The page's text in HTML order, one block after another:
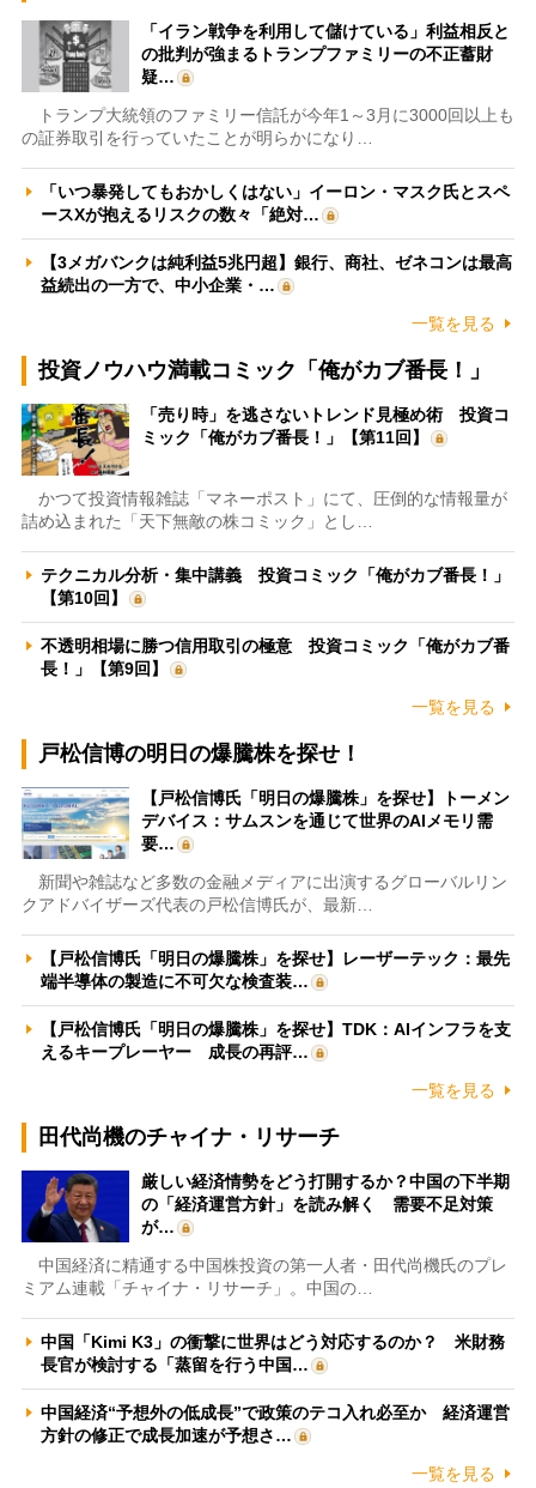
「イラン戦争を利用して儲けている」利益相反と
の批判が強まるトランプファミリーの不正蓄財
疑…
トランプ大統領のファミリー信託が今年1～3月に3000回以上も
の証券取引を行っていたことが明らかになり…
「いつ暴発してもおかしくはない」イーロン・マスク氏とスペ
ースXが抱えるリスクの数々「絶対…
【3メガバンクは純利益5兆円超】銀行、商社、ゼネコンは最高
益続出の一方で、中小企業・…
一覧を見る
投資ノウハウ満載コミック「俺がカブ番長！」
「売り時」を逃さないトレンド見極め術 投資コ
ミック「俺がカブ番長！」【第11回】
かつて投資情報雑誌「マネーポスト」にて、圧倒的な情報量が
詰め込まれた「天下無敵の株コミック」とし…
テクニカル分析・集中講義 投資コミック「俺がカブ番長！」
【第10回】
不透明相場に勝つ信用取引の極意 投資コミック「俺がカブ番
長！」【第9回】
一覧を見る
戸松信博の明日の爆騰株を探せ！
【戸松信博氏「明日の爆騰株」を探せ】トーメン
デバイス：サムスンを通じて世界のAIメモリ需
要…
新聞や雑誌など多数の金融メディアに出演するグローバルリン
クアドバイザーズ代表の戸松信博氏が、最新…
【戸松信博氏「明日の爆騰株」を探せ】レーザーテック：最先
端半導体の製造に不可欠な検査装…
【戸松信博氏「明日の爆騰株」を探せ】TDK：AIインフラを支
えるキープレーヤー 成長の再評…
一覧を見る
田代尚機のチャイナ・リサーチ
厳しい経済情勢をどう打開するか？中国の下半期
の「経済運営方針」を読み解く 需要不足対策
が…
中国経済に精通する中国株投資の第一人者・田代尚機氏のプレ
ミアム連載「チャイナ・リサーチ」。中国の…
中国「Kimi K3」の衝撃に世界はどう対応するのか？ 米財務
長官が検討する「蒸留を行う中国…
中国経済“予想外の低成長”で政策のテコ入れ必至か 経済運営
方針の修正で成長加速が予想さ…
一覧を見る